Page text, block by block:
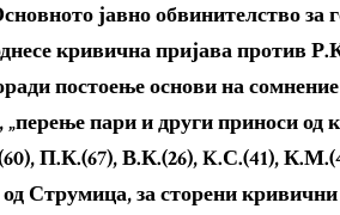
јавно обвинителство
кривична пријава против
постоење основи на
пари и други приноси од
П.К.(67), В.К.(26), K.С.(41),
Струмица, за сторени